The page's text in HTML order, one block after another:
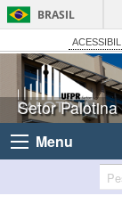
BRASIL
Setor Palotina
Menu